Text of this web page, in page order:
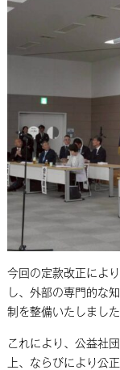
今回の定款改正によ
し、外部の専門的な
制を整備いたしました
これにより、公益社
上、ならびにより公